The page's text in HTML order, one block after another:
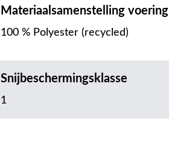
Materiaalsamenstelling voering
100 % Polyester (recycled)
Snijbeschermingsklasse
1